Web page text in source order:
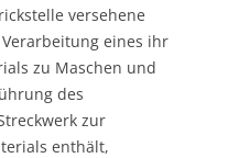
versehene
eines ihr
zu Maschen und
des
zur
enthält,